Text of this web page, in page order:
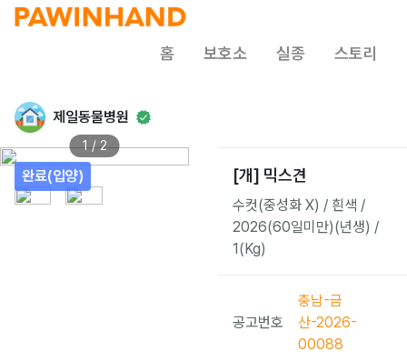
홈 보호소 실종 스토리
제일동물병원
완료(입양)
1 / 2
[개] 믹스견
수컷(중성화 X) / 흰색 /
2026(60일미만)(년생) /
1(Kg)
공고번호
충남-금
산-2026-
00088